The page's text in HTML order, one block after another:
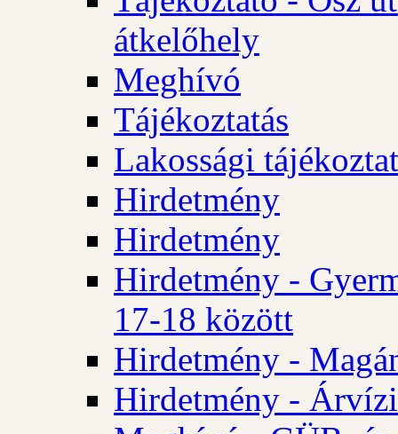
átkelőhely
Meghívó
Tájékoztatás
Lakossági
Hirdetmény
Hirdetmény
Hirdetmény -
17-18 között
Hirdetmény -
Hirdetmény -